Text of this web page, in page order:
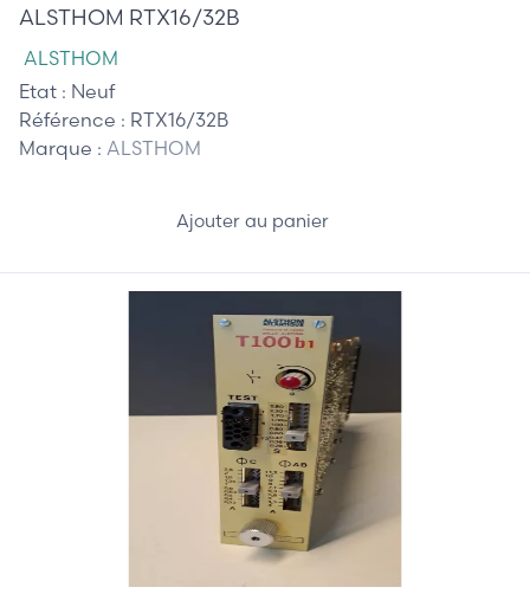
ALSTHOM RTX16/32B
ALSTHOM
Etat : Neuf
Référence : RTX16/32B
Marque : ALSTHOM
Ajouter au panier